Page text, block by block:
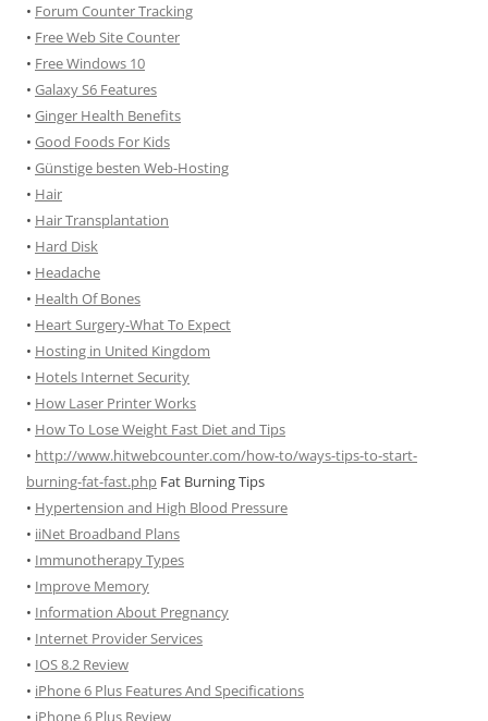
• Forum Counter Tracking
• Free Web Site Counter
• Free Windows 10
• Galaxy S6 Features
• Ginger Health Benefits
• Good Foods For Kids
• Günstige besten Web-Hosting
• Hair
• Hair Transplantation
• Hard Disk
• Headache
• Health Of Bones
• Heart Surgery-What To Expect
• Hosting in United Kingdom
• Hotels Internet Security
• How Laser Printer Works
• How To Lose Weight Fast Diet and Tips
• http://www.hitwebcounter.com/how-to/ways-tips-to-start-
burning-fat-fast.php Fat Burning Tips
• Hypertension and High Blood Pressure
• iiNet Broadband Plans
• Immunotherapy Types
• Improve Memory
• Information About Pregnancy
• Internet Provider Services
• IOS 8.2 Review
• iPhone 6 Plus Features And Specifications
• iPhone 6 Plus Review